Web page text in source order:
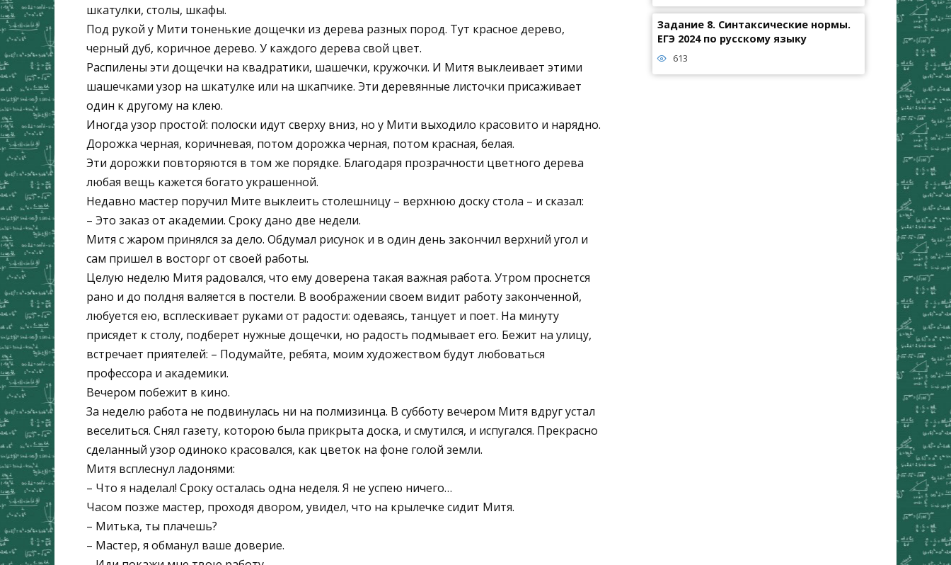
шкатулки, столы, шкафы.
Под рукой у Мити тоненькие дощечки из дерева разных пород. Тут красное дерево,
черный дуб, коричное дерево. У каждого дерева свой цвет.
Распилены эти дощечки на квадратики, шашечки, кружочки. И Митя выклеивает этими
шашечками узор на шкатулке или на шкапчике. Эти деревянные листочки присаживает
один к другому на клею.
Иногда узор простой: полоски идут сверху вниз, но у Мити выходило красовито и нарядно.
Дорожка черная, коричневая, потом дорожка черная, потом красная, белая.
Эти дорожки повторяются в том же порядке. Благодаря прозрачности цветного дерева
любая вещь кажется богато украшенной.
Недавно мастер поручил Мите выклеить столешницу – верхнюю доску стола – и сказал:
– Это заказ от академии. Сроку дано две недели.
Митя с жаром принялся за дело. Обдумал рисунок и в один день закончил верхний угол и
сам пришел в восторг от своей работы.
Целую неделю Митя радовался, что ему доверена такая важная работа. Утром проснется
рано и до полдня валяется в постели. В воображении своем видит работу законченной,
любуется ею, всплескивает руками от радости: одеваясь, танцует и поет. На минуту
присядет к столу, подберет нужные дощечки, но радость подмывает его. Бежит на улицу,
встречает приятелей: – Подумайте, ребята, моим художеством будут любоваться
профессора и академики.
Вечером побежит в кино.
За неделю работа не подвинулась ни на полмизинца. В субботу вечером Митя вдруг устал
веселиться. Снял газету, которою была прикрыта доска, и смутился, и испугался. Прекрасно
сделанный узор одиноко красовался, как цветок на фоне голой земли.
Митя всплеснул ладонями:
– Что я наделал! Сроку осталась одна неделя. Я не успею ничего…
Часом позже мастер, проходя двором, увидел, что на крылечке сидит Митя.
– Митька, ты плачешь?
– Мастер, я обманул ваше доверие.
Задание 8. Синтаксические нормы.
ЕГЭ 2024 по русскому языку
613